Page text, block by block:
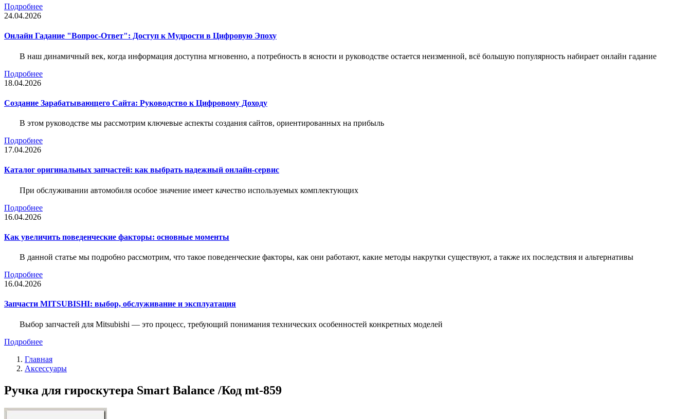
Подробнее
24.04.2026
Онлайн Гадание "Вопрос-Ответ": Доступ к Мудрости в Цифровую Эпоху
В наш динамичный век, когда информация доступна мгновенно, а потребность в ясности и руководстве остается неизменной, всё большую популярность набирает онлайн гадание
Подробнее
18.04.2026
Создание Зарабатывающего Сайта: Руководство к Цифровому Доходу
В этом руководстве мы рассмотрим ключевые аспекты создания сайтов, ориентированных на прибыль
Подробнее
17.04.2026
Каталог оригинальных запчастей: как выбрать надежный онлайн-сервис
При обслуживании автомобиля особое значение имеет качество используемых комплектующих
Подробнее
16.04.2026
Как увеличить поведенческие факторы: основные моменты
В данной статье мы подробно рассмотрим, что такое поведенческие факторы, как они работают, какие методы накрутки существуют, а также их последствия и альтернативы
Подробнее
16.04.2026
Запчасти MITSUBISHI: выбор, обслуживание и эксплуатация
Выбор запчастей для Mitsubishi — это процесс, требующий понимания технических особенностей конкретных моделей
Подробнее
Главная
Аксессуары
Ручка для гироскутера Smart Balance /Код mt-859